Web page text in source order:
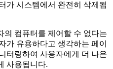
가 시스템에서 완전히 삭제됩
의 컴퓨터를 제어할 수 없다는
가 유용하다고 생각하는 페이
터링하여 사용자에게 더 나은
사용됩니다.